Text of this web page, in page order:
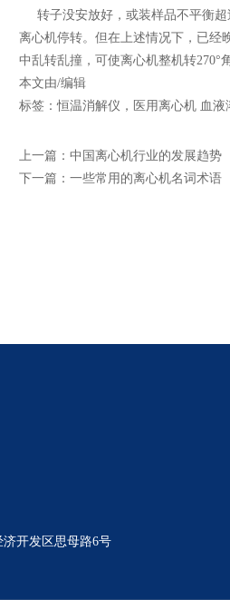
转子没安放好，或装样品不平衡超
离心机停转。但在上述情况下，已经
中乱转乱撞，可使离心机整机转270°
本文由/编辑
标签：恒温消解仪，医用离心机 血液
上一篇： 中国离心机行业的发展趋势
下一篇： 一些常用的离心机名词术语
开发区思母路6号